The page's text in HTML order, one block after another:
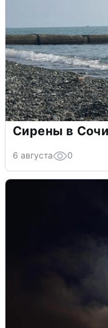
Сирены в
6 августа 0